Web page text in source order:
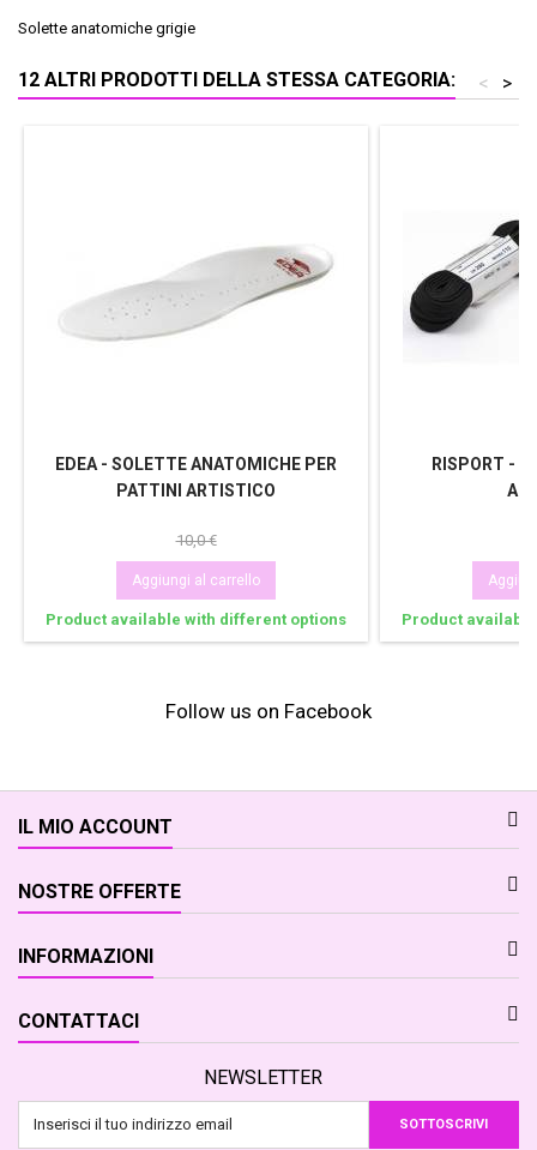
Solette anatomiche grigie
12 ALTRI PRODOTTI DELLA STESSA CATEGORIA: >
<
EDEA - SOLETTE ANATOMICHE PER
PATTINI ARTISTICO
10,0 €
Aggiungi al carrello
Product available with different options
RISPORT -
Product
Follow us on Facebook
IL MIO ACCOUNT
NOSTRE OFFERTE
INFORMAZIONI
CONTATTACI
NEWSLETTER
SOTTOSCRIVI